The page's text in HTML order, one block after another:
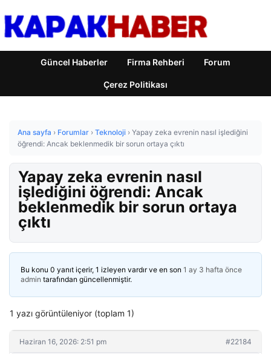
Güncel Haberler Firma Rehberi Forum
Çerez Politikası
Ana sayfa › Forumlar › Teknoloji › Yapay zeka evrenin nasıl işlediğini
öğrendi: Ancak beklenmedik bir sorun ortaya çıktı
Yapay zeka evrenin nasıl
işlediğini öğrendi: Ancak
beklenmedik bir sorun ortaya
çıktı
Bu konu 0 yanıt içerir, 1 izleyen vardır ve en son 1 ay 3 hafta önce
admin tarafından güncellenmiştir.
1 yazı görüntüleniyor (toplam 1)
Haziran 16, 2026: 2:51 pm #22184